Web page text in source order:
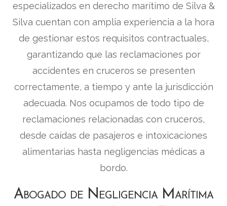
especializados en derecho marítimo de Silva &
Silva cuentan con amplia experiencia a la hora
de gestionar estos requisitos contractuales,
garantizando que las reclamaciones por
accidentes en cruceros se presenten
correctamente, a tiempo y ante la jurisdicción
adecuada. Nos ocupamos de todo tipo de
reclamaciones relacionadas con cruceros,
desde caídas de pasajeros e intoxicaciones
alimentarias hasta negligencias médicas a
bordo.
Abogado de Negligencia Marítima